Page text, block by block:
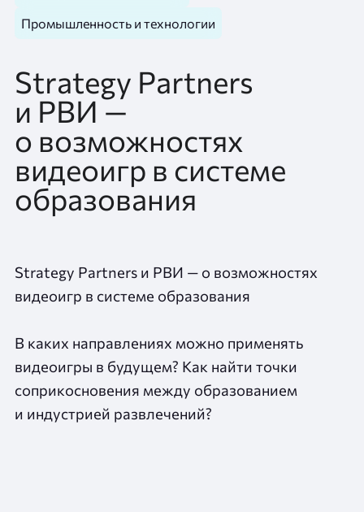
Промышленность и технологии
Strategy Partners
и РВИ —
о возможностях
видеоигр в системе
образования
Strategy Partners и РВИ — о возможностях
видеоигр в системе образования
В каких направлениях можно применять
видеоигры в будущем? Как найти точки
соприкосновения между образованием
и индустрией развлечений?